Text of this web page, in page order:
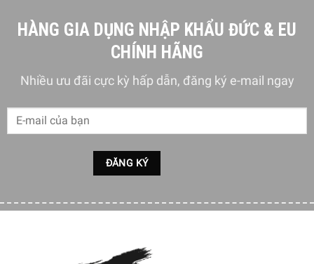
Độ ẩm lý tưởng
với việc bảo quản rượu vang. Ở mức độ ẩm lý tưởng, nút
chai sẽ không bị khô. Rượu cần được bảo quản ở vị trí nằm
ngang để giữ ẩm từ bên trong. Với độ ẩm không khí trên
50%, tủ rượu Liebherr WKEes 553 đảm bảo các điều kiện
cầu trong tủ bảo quản rượu bằng cách nhấn nút thông gió.
HÀNG GIA DỤNG NHẬP KHẨU ĐỨC & EU
CHÍNH HÃNG
Nhiều ưu đãi cực kỳ hấp dẫn, đăng ký e-mail ngay